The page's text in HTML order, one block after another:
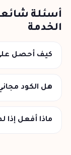
أسئلة
الخدمة
كيف أحصل
هل الكود
ماذا أفعل إذا